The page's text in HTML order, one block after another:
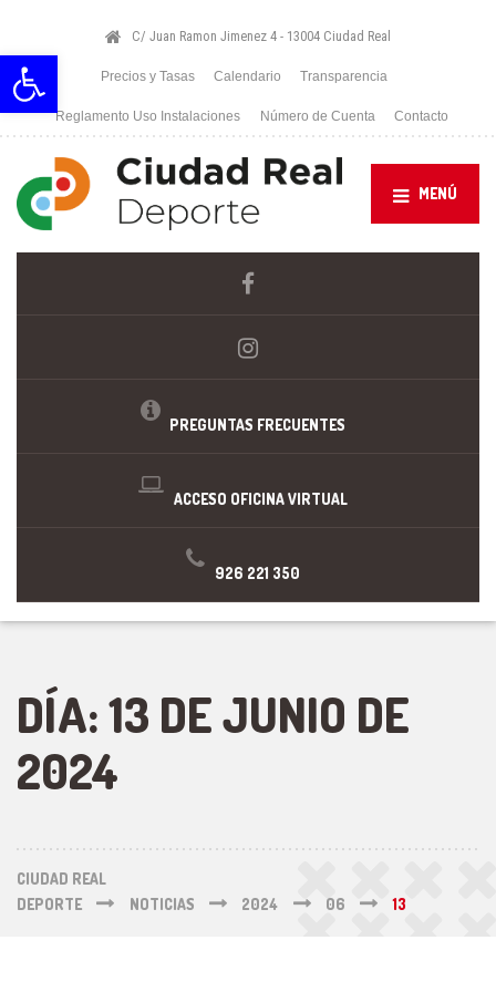
Abrir barra de herramientas
C/ Juan Ramon Jimenez 4 - 13004 Ciudad Real
Precios y Tasas Calendario Transparencia
Reglamento Uso Instalaciones Número de Cuenta Contacto
MENÚ
PREGUNTAS FRECUENTES
ACCESO OFICINA VIRTUAL
926 221 350
DÍA:13 DE JUNIO DE
2024
CIUDAD REAL
DEPORTE
NOTICIAS 2024 06 13